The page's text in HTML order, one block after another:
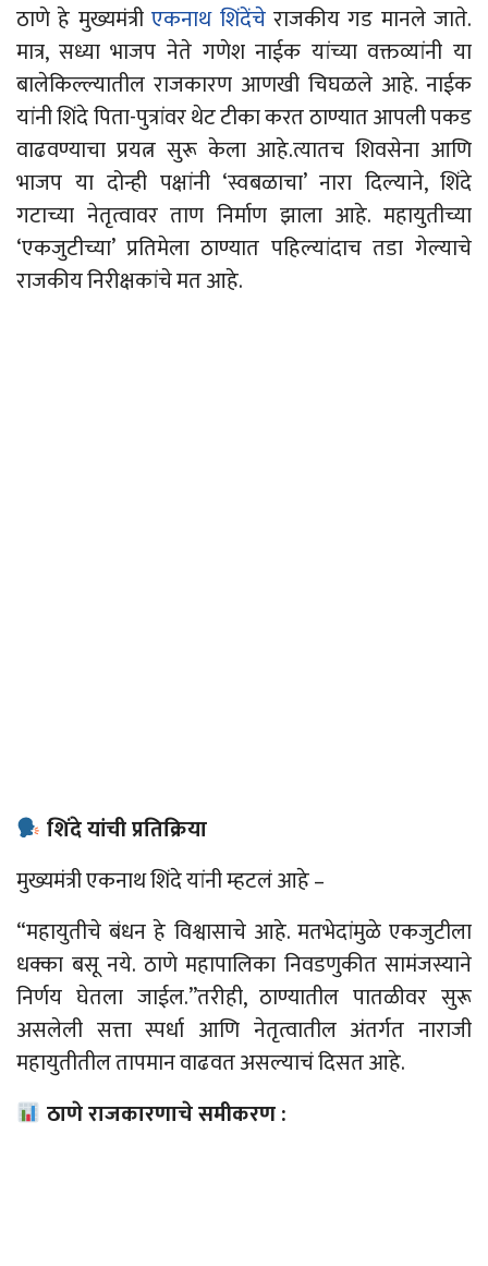
ठाणे हे मुख्यमंत्रीएकनाथ शिंदेंचेराजकीय गड मानले जाते.
मात्र, सध्या भाजप नेते गणेश नाईक यांच्यावक्तव्यांनी या
बालेकिल्ल्यातील राजकारण आणखी चिघळले आहे. नाईक
यांनी शिंदे पिता-पुत्रांवर थेट टीका करत ठाण्यात आपली पकड
वाढवण्याचा प्रयत्नसुरू केला आहे.त्यातच शिवसेना आणि
भाजप या दोन्ही पक्षांनी ‘स्वबळाचा’ नारा दिल्याने, शिंदे
गटाच्या नेतृत्वावर ताण निर्माण झाला आहे. महायुतीच्या
‘एकजुटीच्या’ प्रतिमेला ठाण्यात पहिल्यांदाच तडा गेल्याचे
राजकीय निरीक्षकांचे मत आहे.
शिंदे यांची प्रतिक्रिया
मुख्यमंत्री एकनाथ शिंदे यांनी म्हटलं आहे–
“महायुतीचे बंधन हे विश्वासाचे आहे. मतभेदांमुळे एकजुटीला
धक्का बसू नये. ठाणे महापालिका निवडणुकीत सामंजस्याने
निर्णय घेतला जाईल.”तरीही, ठाण्यातील पातळीवर सुरू
असलेली सत्ता स्पर्धा आणि नेतृत्वातील अंतर्गत नाराजी
महायुतीतील तापमान वाढवत असल्याचं दिसत आहे.
ठाणे राजकारणाचे समीकरण :